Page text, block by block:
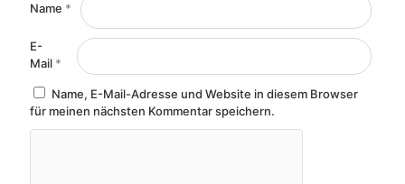
Name *
E-
Mail *
Name, E-Mail-Adresse und Website in diesem Browser
für meinen nächsten Kommentar speichern.